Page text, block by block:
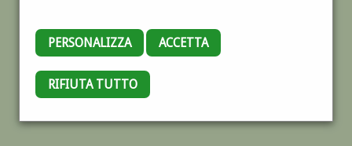
PERSONALIZZA ACCETTA
RIFIUTA TUTTO